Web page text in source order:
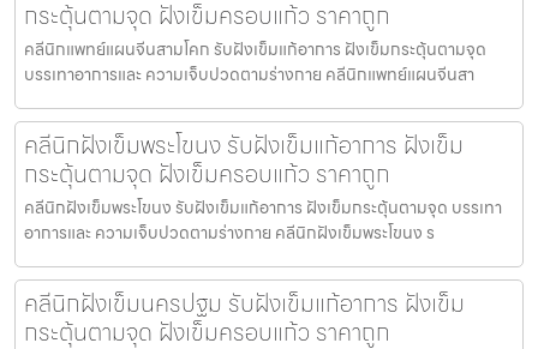
กระตุ้นตามจุด ฝังเข็มครอบแก้ว ราคาถูก
คลีนิกแพทย์แผนจีนสามโคก รับฝังเข็มแก้อาการ ฝังเข็มกระตุ้นตามจุด
บรรเทาอาการและ ความเจ็บปวดตามร่างกาย คลีนิกแพทย์แผนจีนสา
คลีนิกฝังเข็มพระโขนง รับฝังเข็มแก้อาการ ฝังเข็ม
กระตุ้นตามจุด ฝังเข็มครอบแก้ว ราคาถูก
คลีนิกฝังเข็มพระโขนง รับฝังเข็มแก้อาการ ฝังเข็มกระตุ้นตามจุด บรรเทา
อาการและ ความเจ็บปวดตามร่างกาย คลีนิกฝังเข็มพระโขนง ร
คลีนิกฝังเข็มนครปฐม รับฝังเข็มแก้อาการ ฝังเข็ม
กระตุ้นตามจุด ฝังเข็มครอบแก้ว ราคาถูก